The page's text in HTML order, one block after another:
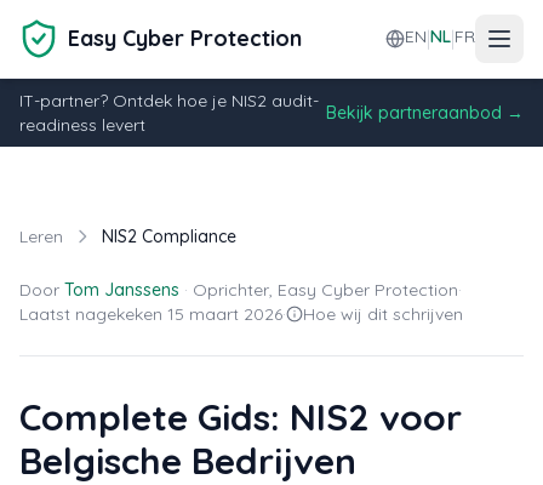
Ga naar hoofdinhoud
Easy Cyber Protection EN NL FR
IT-partner? Ontdek hoe je NIS2 audit-
readiness levert
Bekijk partneraanbod →
Leren NIS2 Compliance
Door Tom Janssens · Oprichter, Easy Cyber Protection·
Laatst nagekeken 15 maart 2026· Hoe wij dit schrijven
Complete Gids: NIS2 voor
Belgische Bedrijven